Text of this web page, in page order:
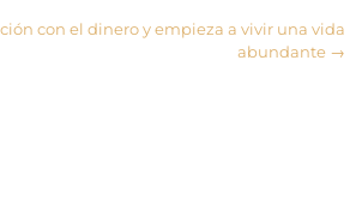
con el dinero y empieza a vivir una vida
abundante →